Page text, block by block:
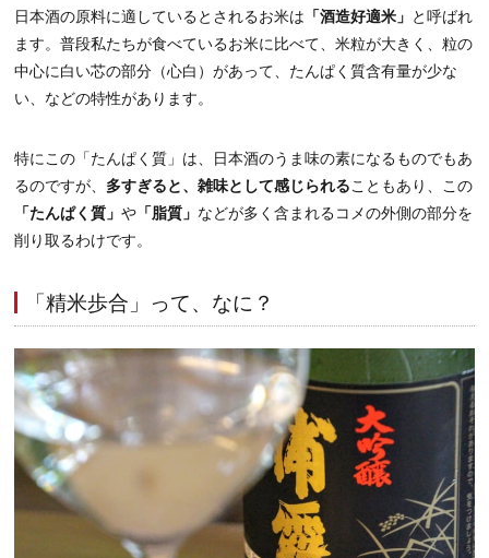
日本酒の原料に適しているとされるお米は 「酒造好適米」 と呼ばれ
ます。普段私たちが食べているお米に比べて、米粒が大きく、粒の
中心に白い芯の部分（心白）があって、たんぱく質含有量が少な
い、などの特性があります。
特にこの「たんぱく質」は、日本酒のうま味の素になるものでもあ
るのですが、 多すぎると、雑味として感じられることもあり、この
「たんぱく質」や 「脂質」 などが多く含まれるコメの外側の部分を
削り取るわけです。
「精米歩合」って、なに？